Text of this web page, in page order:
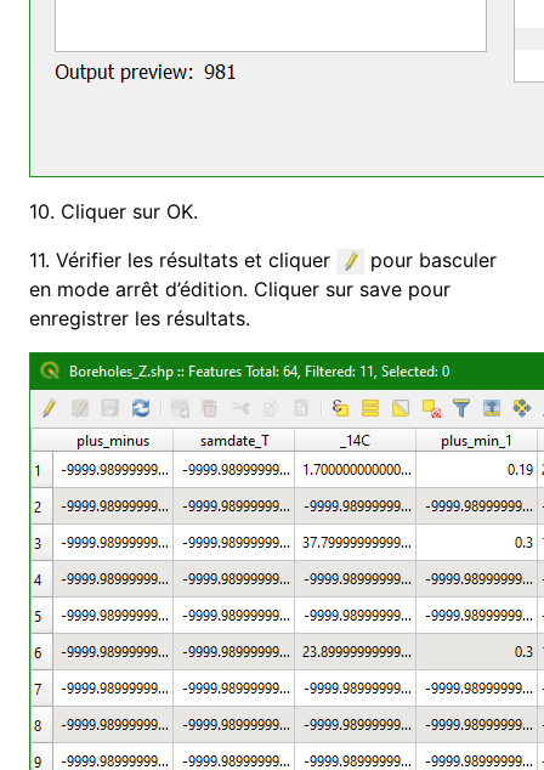
10. Cliquer sur OK.
11. Vérifier les résultats et cliquer
pour basculer
en mode arrêt d’édition. Cliquer sur save pour
enregistrer les résultats.